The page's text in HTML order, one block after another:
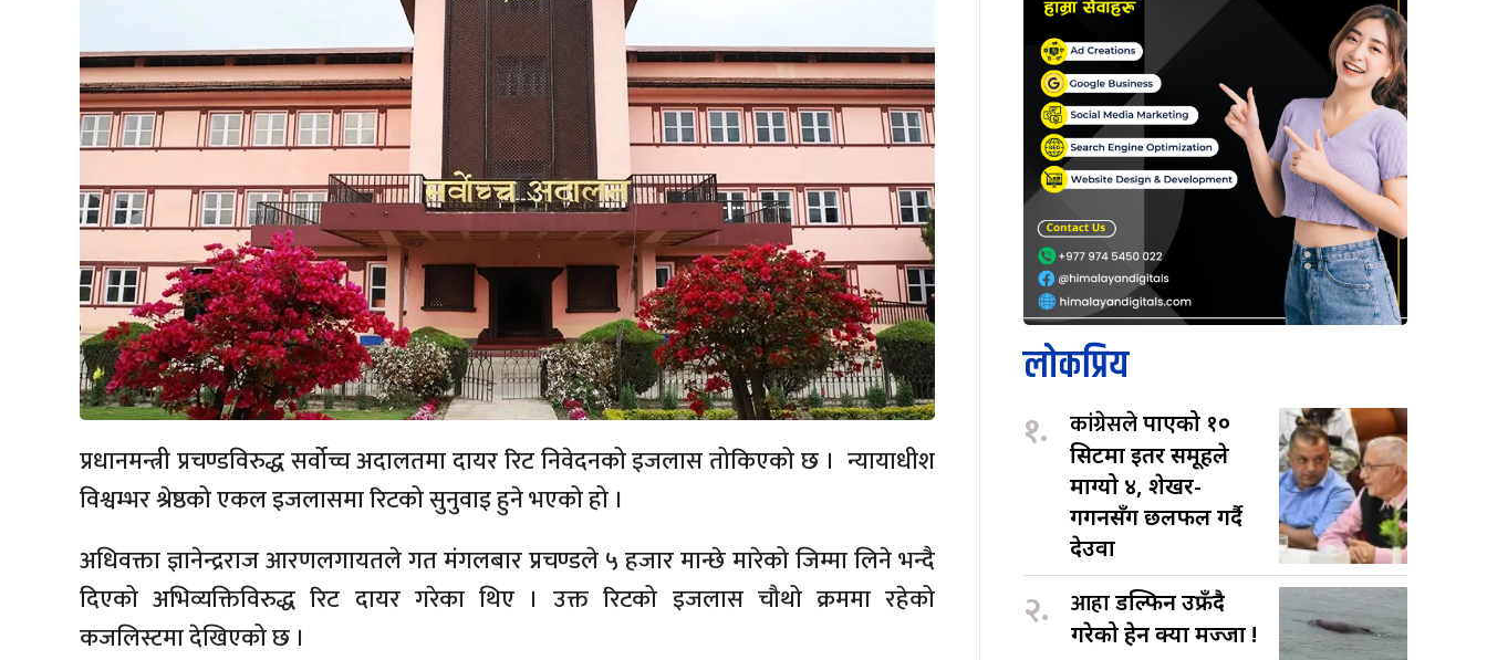
प्रधानमन्त्री प्रचण्डविरुद्ध सर्वोच्च अदालतमा दायर रिट निवेदनको इजलास तोकिएको छ । न्यायाधीश
विश्वम्भर श्रेष्ठको एकल इजलासमा रिटको सुनुवाइ हुने भएको हो ।
अधिवक्ता ज्ञानेन्द्रराज आरणलगायतले गत मंगलबार प्रचण्डले ५ हजार मान्छे मारेको जिम्मा लिने भन्दै
दिएको अभिव्यक्तिविरुद्ध रिट दायर गरेका थिए । उक्त रिटको इजलास चौथो क्रममा रहेको
कजलिस्टमा देखिएको छ ।
लोकप्रिय
१. कांग्रेसलेपाएको १०
सिटमा इतर समूहले
माग्यो ४, शेखर-
गगनसँग छलफल गर्दै
देउवा
२. आहाडल्फिन उफ्रँदै
गरेको हेर्न क्या मज्जा !